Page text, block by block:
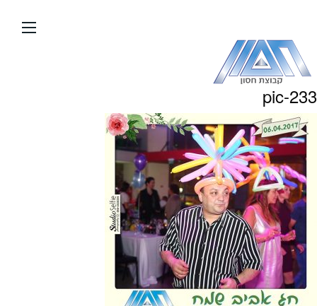
העמוד
pic-233